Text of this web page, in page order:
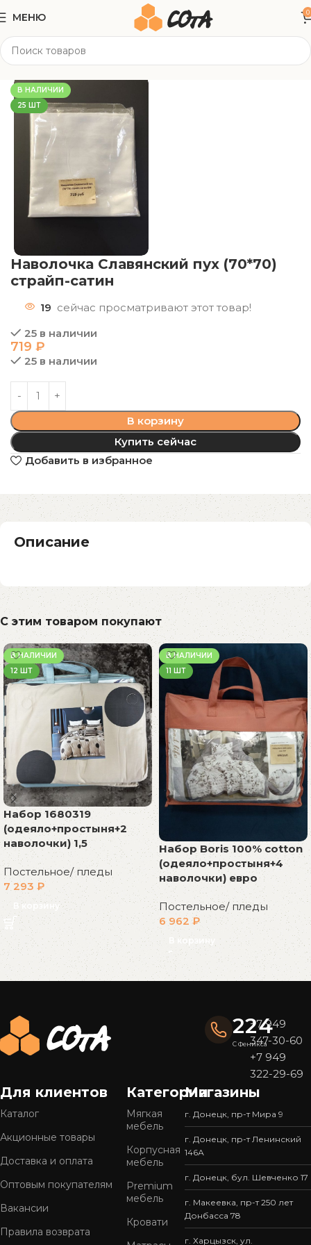
МЕНЮ 0
Текстиль
В НАЛИЧИИ
25 ШТ
Наволочка Славянский пух (70*70)
страйп-сатин
19 сейчас просматривают этот товар!
25 в наличии
719 ₽
25 в наличии
В корзину
Купить сейчас
Добавить в избранное
Описание
С этим товаром покупают
В НАЛИЧИИ
12 ШТ
Набор 1680319
(одеяло+простыня+2
наволочки) 1,5
Постельное/ пледы
7 293 ₽
В корзину
В НАЛИЧИИ
11 ШТ
Набор Boris 100% cotton
(одеяло+простыня+4
наволочки) евро
Постельное/ пледы
6 962₽
В корзину
Read More
224
С Феникса
+7 949
347-30-60
+7 949
322-29-69
Для клиентов
Каталог
Акционные товары
Доставка и оплата
Оптовым покупателям
Вакансии
Правила возврата
Категории
Мягкая
мебель
Корпусная
мебель
Premium
мебель
Кровати
Магазины
г. Донецк, пр-т Мира 9
г. Донецк, пр-т Ленинский
146А
г. Донецк, бул. Шевченко 17
г. Макеевка, пр-т 250 лет
Донбасса 78
г. Харцызск, ул.